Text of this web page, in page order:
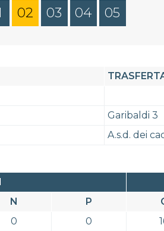
02 03 04 05
Garibaldi 3
A.s.d. dei
N P
0 0